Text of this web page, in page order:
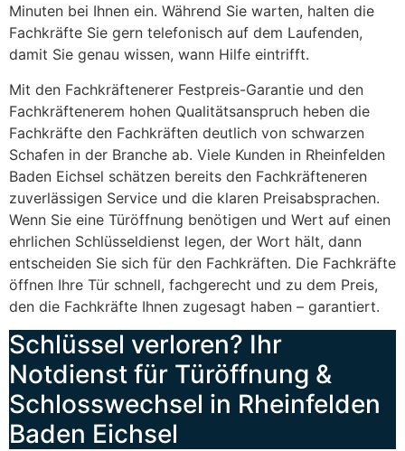
Minuten bei Ihnen ein. Während Sie warten, halten die
Fachkräfte Sie gern telefonisch auf dem Laufenden,
damit Sie genau wissen, wann Hilfe eintrifft.
Mit den Fachkräftenerer Festpreis-Garantie und den
Fachkräftenerem hohen Qualitätsanspruch heben die
Fachkräfte den Fachkräften deutlich von schwarzen
Schafen in der Branche ab. Viele Kunden in Rheinfelden
Baden Eichsel schätzen bereits den Fachkräfteneren
zuverlässigen Service und die klaren Preisabsprachen.
Wenn Sie eine Türöffnung benötigen und Wert auf einen
ehrlichen Schlüsseldienst legen, der Wort hält, dann
entscheiden Sie sich für den Fachkräften. Die Fachkräfte
öffnen Ihre Tür schnell, fachgerecht und zu dem Preis,
den die Fachkräfte Ihnen zugesagt haben – garantiert.
Schlüssel verloren? Ihr
Notdienst für Türöffnung &
Schlosswechsel in Rheinfelden
Baden Eichsel